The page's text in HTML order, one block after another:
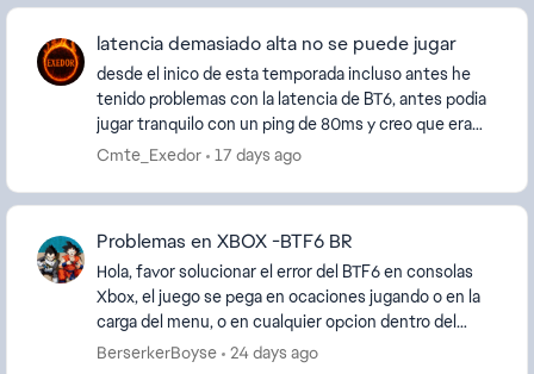
latencia demasiado alta no se puede jugar
desde el inico de esta temporada incluso antes he
tenido problemas con la latencia de BT6, antes podia
jugar tranquilo con un ping de 80ms y creo que era
por que me conectava a servidores de brasil p...
Cmte_Exedor 17 days ago
Problemas en XBOX -BTF6 BR
Hola, favor solucionar el error del BTF6 en consolas
Xbox, el juego se pega en ocaciones jugando o en la
carga del menu, o en cualquier opcion dentro del
juego y te obliga a reiniciar. Eso solo lo he...
BerserkerBoyse 24 days ago